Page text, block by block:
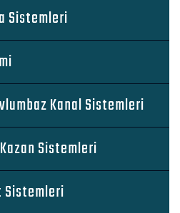
Sistemleri
Kanal Sistemleri
Sistemleri
Sistemleri